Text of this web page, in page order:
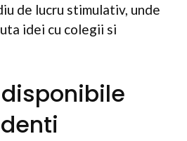
de lucru stimulativ, unde
idei cu colegii si